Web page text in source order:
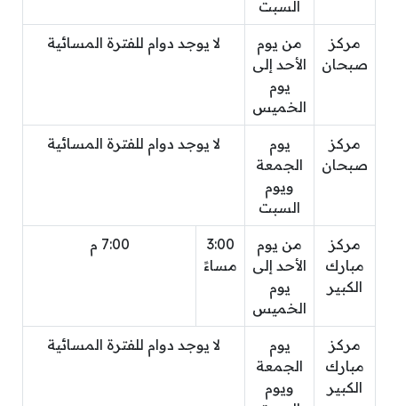
السبت
مركز
صبحان
من يوم
الأحد إلى
يوم
الخميس
لا يوجد دوام للفترة المسائية
مركز
صبحان
يوم
الجمعة
ويوم
السبت
لا يوجد دوام للفترة المسائية
مركز
مبارك
الكبير
من يوم
الأحد إلى
يوم
الخميس
3:00
مساءً
7:00 م
مركز
مبارك
الكبير
يوم
الجمعة
ويوم
لا يوجد دوام للفترة المسائية